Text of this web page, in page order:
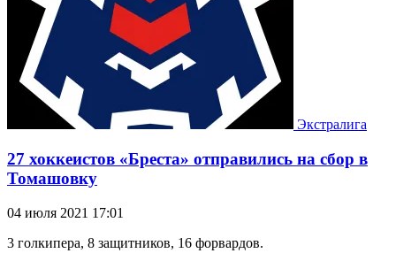
Экстралига
27 хоккеистов «Бреста» отправились на сбор в
Томашовку
04 июля 2021 17:01
3 голкипера, 8 защитников, 16 форвардов.